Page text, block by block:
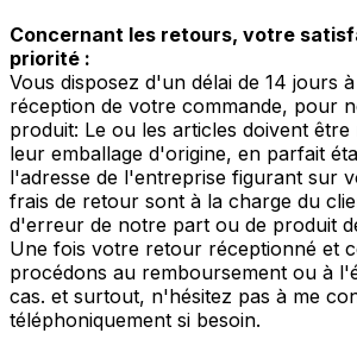
Concernant les retours, votre
priorité :
Vous disposez d'un délai de 14 jours
réception de votre commande, pour
produit: Le ou les articles doivent
leur emballage d'origine, en parfait
l'adresse de l'entreprise figurant sur
frais de retour sont à la charge du
d'erreur de notre part ou de produit
Une fois votre retour réceptionné et
procédons au remboursement ou à
cas. et surtout, n'hésitez pas à me
téléphoniquement si besoin.